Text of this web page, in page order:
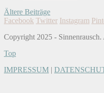
Ältere Beiträge
Facebook Twitter Instagram
Copyright 2025 -
Top
IMPRESSUM |